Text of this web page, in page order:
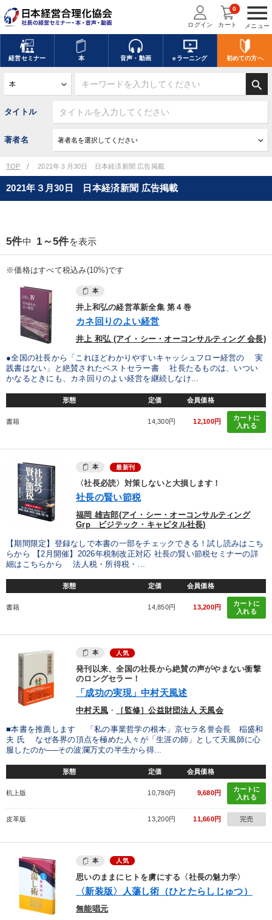
menu
メニュー
ログイン カート
0
経営セミナー 本 音声・動画 eラーニング 初めての方へ
search
タイトル
著者名
TOP 2021年３月30日 日本経済新聞 広告掲載
2021年３月30日 日本経済新聞 広告掲載
5件中 1～5件を表示
※価格はすべて税込み(10%)です
本
井上和弘の経営革新全集 第４巻
カネ回りのよい経営
井上 和弘 (アイ・シー・オーコンサルティング 会長)
●全国の社長から「これほどわかりやすいキャッシュフロー経営の 実
践書はない」と絶賛されたベストセラー書 社長たるものは、いつい
かなるときにも、カネ回りのよい経営を継続しなけ...
形態 定価 会員価格
書籍 14,300円 12,100円
カートに
入れる
本 最新刊
〈社長必読〉対策しないと大損します！
社長の賢い節税
福岡 雄吉郎(アイ・シー・オーコンサルティング
Grp ビジテック・キャピタル社長)
【期間限定】登録なしで本書の一部をチェックできる！試し読みはこち
らから 【2月開催】2026年税制改正対応 社長の賢い節税セミナーの詳
細はこちらから 法人税・所得税・...
形態 定価 会員価格
書籍 14,850円 13,200円
カートに
入れる
本 人気
発刊以来、全国の社長から絶賛の声がやまない衝撃
のロングセラー！
「成功の実現」中村天風述
中村天風 ・ ［監修］公益財団法人 天風会
■本書を推薦します 「私の事業哲学の根本」京セラ名誉会長 稲盛和
夫 氏 なぜ各界の頂点を極めた人々が「生涯の師」として天風師に心
服したのか──その波瀾万丈の半生から得...
形態 定価 会員価格
机上版 10,780円 9,680円
カートに
入れる
皮革版 13,200円 11,660円 完売
本 人気
思いのままにヒトを虜にする〈社長の魅力学〉
〈新装版〉人蕩し術（ひとたらしじゅつ）
無能唱元